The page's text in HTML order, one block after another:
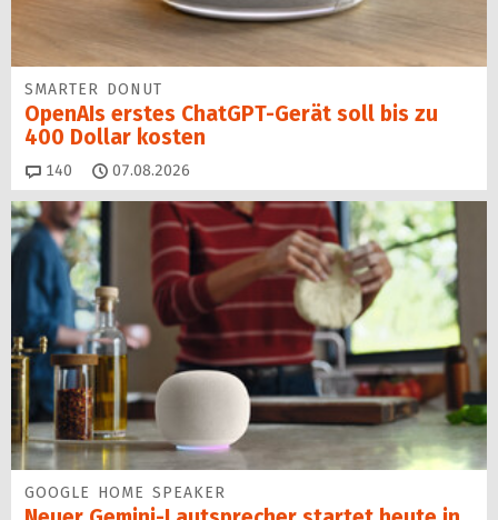
SMARTER DONUT
OpenAIs erstes ChatGPT-Gerät soll bis zu
400 Dollar kosten
140 Kommentare
07.08.2026
GOOGLE HOME SPEAKER